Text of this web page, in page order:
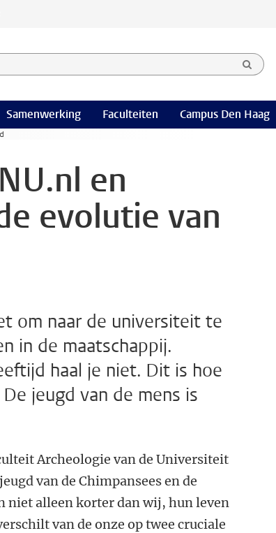
en selecteer categorie
Samenwerking Faculteiten Campus Den Haag
en
evolutie van
om naar de universiteit te
in de maatschappij.
haal je niet. Dit is hoe
jeugd van de mens is
Archeologie van de Universiteit
van de Chimpansees en de
niet alleen korter dan wij, hun leven
van de onze op twee cruciale